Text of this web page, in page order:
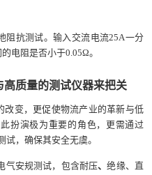
阻抗测试。输入交流电流25A一分
电阻是否小于0.05Ω。
质量的测试仪器来把关
改变，更促使物流产业的革新与低
扮演极为重要的角色，更需通过
试，确保其安全无虞。
气安规测试，包含耐压、绝缘、直